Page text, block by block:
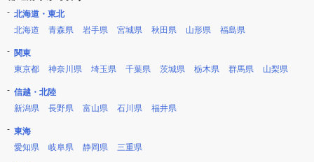
北海道・東北
北海道
青森県 岩手県 宮城県 秋田県 山形県 福島県
関東
東京都
神奈川県 埼玉県 千葉県 茨城県 栃木県 群馬県 山梨県
信越・北陸
新潟県
長野県 富山県 石川県 福井県
東海
愛知県
岐阜県 静岡県 三重県